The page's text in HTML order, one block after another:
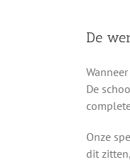
De
De
Onze
dit